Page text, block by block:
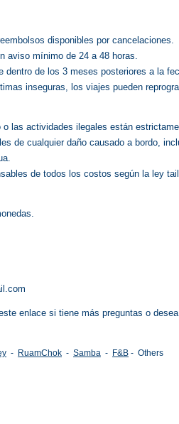
disponibles por cancelaciones.
aviso mínimo de 24 a 48 horas.
dentro de los 3 meses posteriores a la
inseguras, los viajes pueden
las actividades ilegales están
de cualquier daño causado a bordo,
de todos los costos según la ley
enlace si tiene más preguntas o
- RuamChok - Samba - F&B - Others